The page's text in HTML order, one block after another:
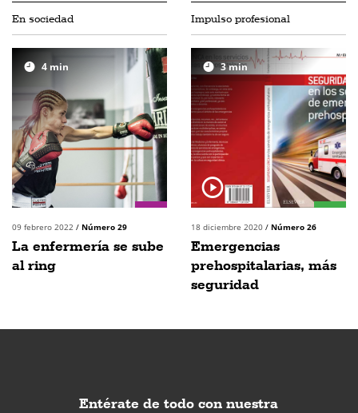
En sociedad
4 min
09 febrero 2022 / Número 29
La enfermería se sube
al ring
Impulso profesional
3min
18 diciembre 2020 / Número 26
Emergencias
prehospitalarias, más
seguridad
Entérate de todo con nuestra